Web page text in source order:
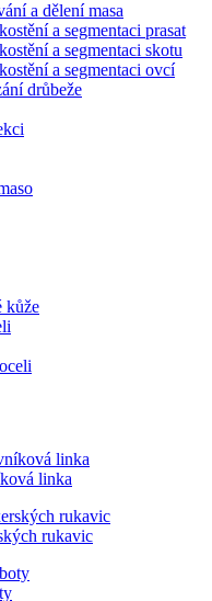
a dělení masa
a segmentaci prasat
a segmentaci skotu
a segmentaci ovcí
drůbeže
kůže
linka
rukavic